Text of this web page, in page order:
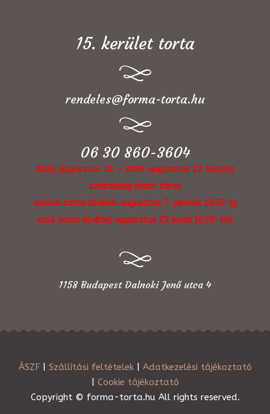
15. kerület torta
rendeles@forma-torta.hu
06 30 860-3604
2026. augusztus 10. - 2026. augusztus 22. között
szabadság miatt zárva
utolsó torta átvétel augusztus 7. péntek 18:30-ig
első torta átvétel augusztus 25. kedd 16:30-tól
1158 Budapest Dalnoki Jenő utca 4
ÁSZF| Szállítási feltételek| Adatkezelési tájékoztató
Cookie tájékoztató
Copyright © forma-torta.hu All rights reserved.